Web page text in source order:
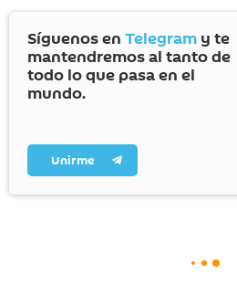
Síguenos en Telegram y te
mantendremos al tanto de
todo lo que pasa en el
mundo.
Unirme